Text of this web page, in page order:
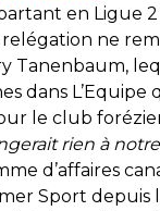
en Ligue
relégation ne
Tanenbaum,
dans L’Equipe
le club
rien à notre
d’affaires
Sport depuis